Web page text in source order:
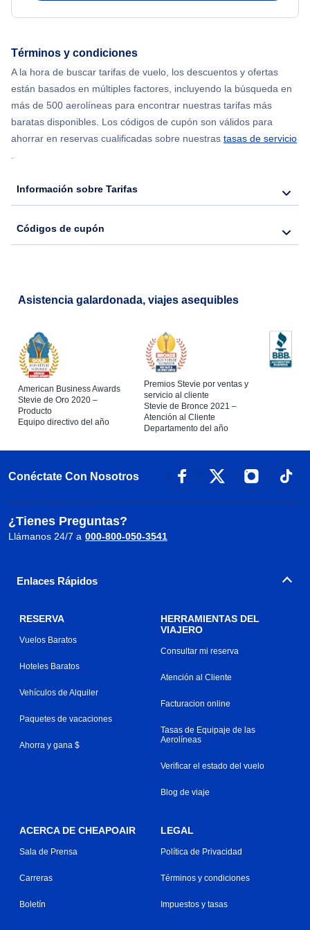
Flights from Nueva York to Seúl
Flights from Nueva York to Hong Kong
Términos y condiciones
A la hora de buscar tarifas de vuelo, los descuentos y ofertas
están basados en múltiples factores, incluyendo la búsqueda en
más de 500 aerolíneas para encontrar nuestras tarifas más
baratas disponibles. Los códigos de cupón son válidos para
ahorrar en reservas cualificadas sobre nuestras tasas de servicio
.
Información sobre Tarifas
Códigos de cupón
Asistencia galardonada, viajes asequibles
American Business Awards
Stevie de Oro 2020 –
Producto
Equipo directivo del año
Premios Stevie por ventas y
servicio al cliente
Stevie de Bronce 2021 –
Atención al Cliente
Departamento del año
Conéctate Con Nosotros
¿Tienes Preguntas?
Llámanos 24/7 a 000-800-050-3541
Enlaces Rápidos
RESERVA
Vuelos Baratos
Hoteles Baratos
Vehículos de Alquiler
Paquetes de vacaciones
Ahorra y gana $
HERRAMIENTAS DEL
VIAJERO
Consultar mi reserva
Atención al Cliente
Facturacion online
Tasas de Equipaje de las
Aerolíneas
Verificar el estado del vuelo
Blog de viaje
ACERCA DE CHEAPOAIR
Sala de Prensa
Carreras
Boletín
LEGAL
Política de Privacidad
Términos y condiciones
Impuestos y tasas